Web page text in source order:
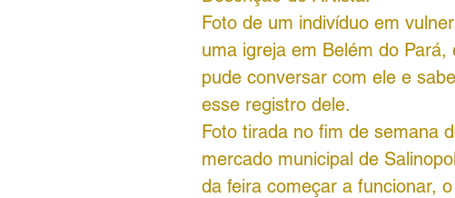
Foto de um indivíduo em
uma igreja em Belém do
pude conversar com ele e
esse registro dele.
Foto tirada no fim de semana
mercado municipal de
da feira começar a funcionar,